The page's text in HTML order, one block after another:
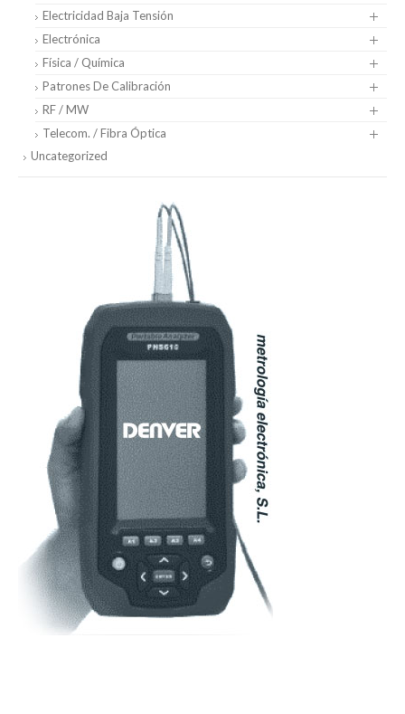
Electricidad Baja Tensión
Electrónica
Física / Química
Patrones De Calibración
RF / MW
Telecom. / Fibra Óptica
Uncategorized